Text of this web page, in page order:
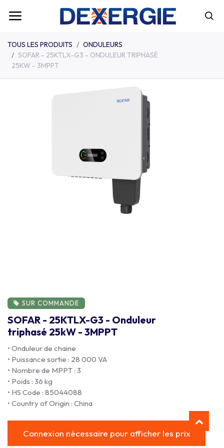
TOUS LES PRODUITS
ONDULEURS
SOFAR - 25KTLX-G3 - ONDULEUR TRIPHASÉ
25KW - 3MPPT
SUR COMMANDE
SOFAR - 25KTLX-G3 - Onduleur
triphasé 25kW - 3MPPT
• Onduleur de chaine
• Puissance sortie : 28 000 VA
• Nombre de MPPT : 3
• Poids : 36 kg
• HS Code : 85044088
• Country of Origin : China
Connexion nécessaire pour afficher les prix